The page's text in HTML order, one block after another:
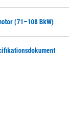
(71–108 BkW)